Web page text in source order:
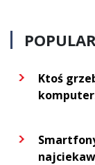
Ktoś